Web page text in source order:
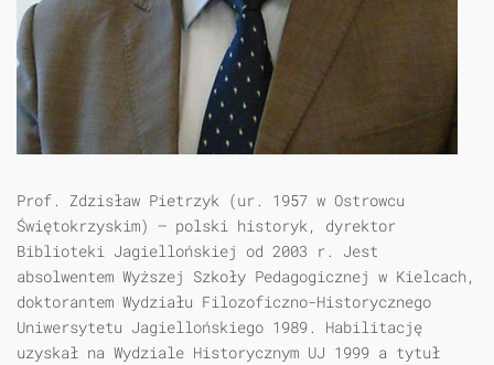
Prof. Zdzisław Pietrzyk (ur. 1957 w Ostrowcu
Świętokrzyskim) – polski historyk, dyrektor
Biblioteki Jagiellońskiej od 2003 r. Jest
absolwentem Wyższej Szkoły Pedagogicznej w Kielcach,
doktorantem Wydziału Filozoficzno-Historycznego
Uniwersytetu Jagiellońskiego 1989. Habilitację
uzyskał na Wydziale Historycznym UJ 1999 a tytuł